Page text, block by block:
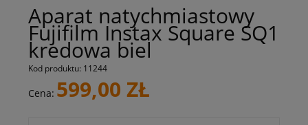
Aparat natychmiastowy
Fujifilm Instax Square SQ1
kredowa biel
Kod produktu: 11244
Cena: 599,00 ZŁ